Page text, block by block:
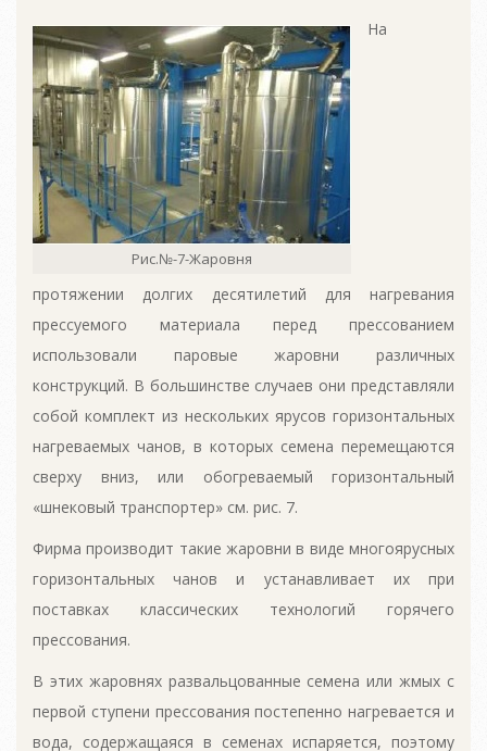
Рис.№-7-Жаровня
На
протяжении долгих десятилетий для нагревания
прессуемого материала перед прессованием
использовали паровые жаровни различных
конструкций. В большинстве случаев они представляли
собой комплект из нескольких ярусов горизонтальных
нагреваемых чанов, в которых семена перемещаются
сверху вниз, или обогреваемый горизонтальный
«шнековый транспортер» см. рис. 7.
Фирма производит такие жаровни в виде многоярусных
горизонтальных чанов и устанавливает их при
поставках классических технологий горячего
прессования.
В этих жаровнях развальцованные семена или жмых с
первой ступени прессования постепенно нагревается и
вода, содержащаяся в семенах испаряется, поэтому